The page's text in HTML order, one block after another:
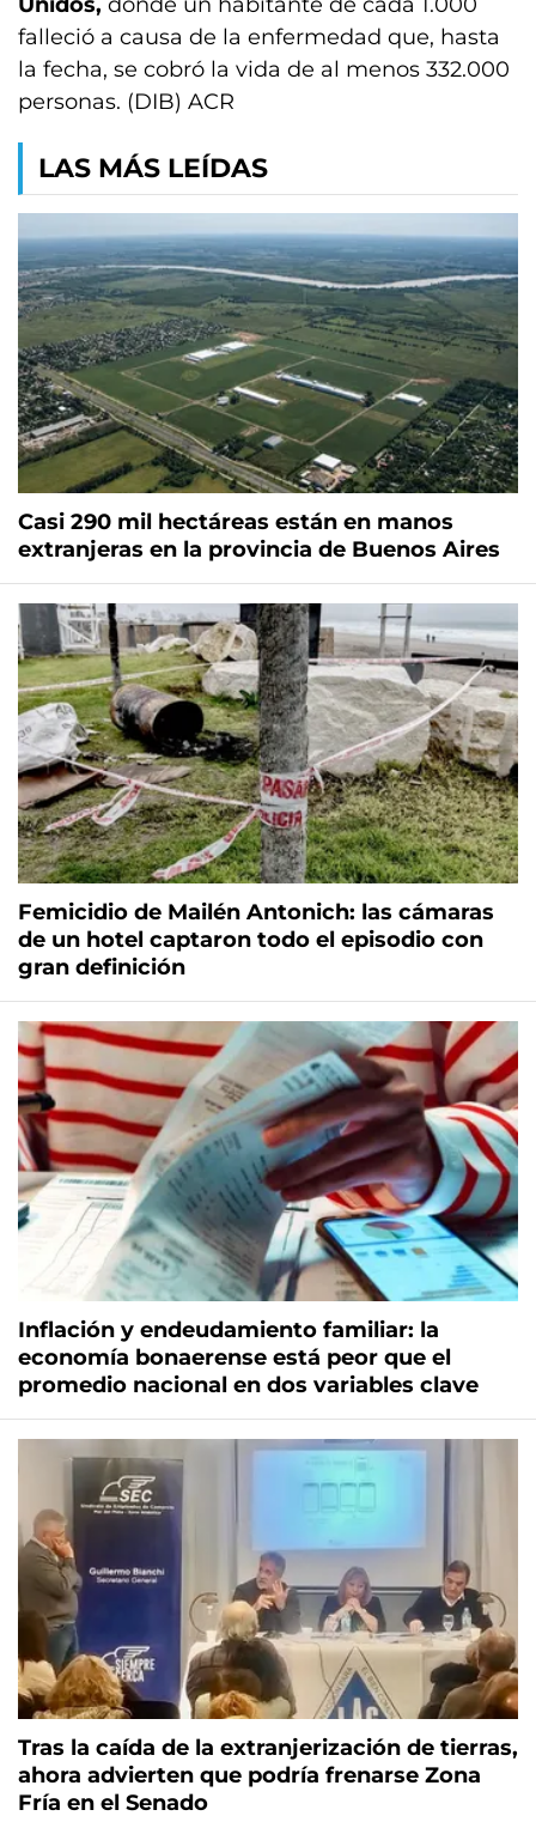
falleció a causa de la enfermedad que, hasta
la fecha, se cobró la vida de al menos 332.000
personas. (DIB) ACR
LAS MÁS LEÍDAS
Casi 290 mil hectáreas están en manos
extranjeras en la provincia de Buenos Aires
Femicidio de Mailén Antonich: las cámaras
de un hotel captaron todo el episodio con
gran definición
Inflación y endeudamiento familiar: la
economía bonaerense está peor que el
promedio nacional en dos variables clave
Tras la caída de la extranjerización de tierras,
ahora advierten que podría frenarse Zona
Fría en el Senado